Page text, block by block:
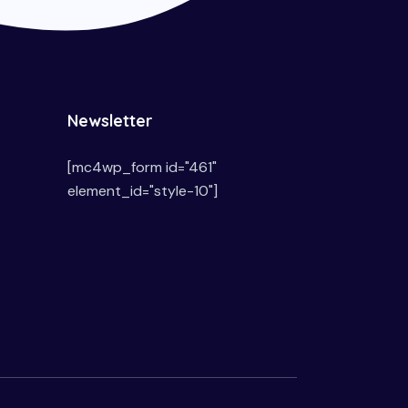
Newsletter
[mc4wp_form id="461"
element_id="style-10"]